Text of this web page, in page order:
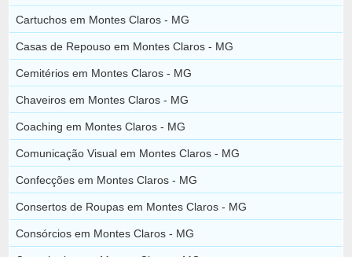
Cartuchos em Montes Claros - MG
Casas de Repouso em Montes Claros - MG
Cemitérios em Montes Claros - MG
Chaveiros em Montes Claros - MG
Coaching em Montes Claros - MG
Comunicação Visual em Montes Claros - MG
Confecções em Montes Claros - MG
Consertos de Roupas em Montes Claros - MG
Consórcios em Montes Claros - MG